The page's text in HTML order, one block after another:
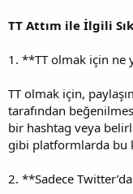
TT Attım ile İlgili
1. **TT olmak için ne
TT olmak için,
tarafından
bir hashtag veya
gibi platformlarda bu
2. **Sadece